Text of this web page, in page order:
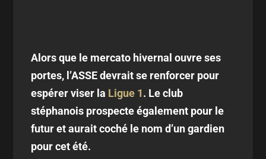
Alors que le mercato hivernal ouvre ses
portes, l’ASSE devrait se renforcer pour
espérer viser la Ligue 1. Le club
stéphanois prospecte également pour le
futur et aurait coché le nom d’un gardien
pour cet été.